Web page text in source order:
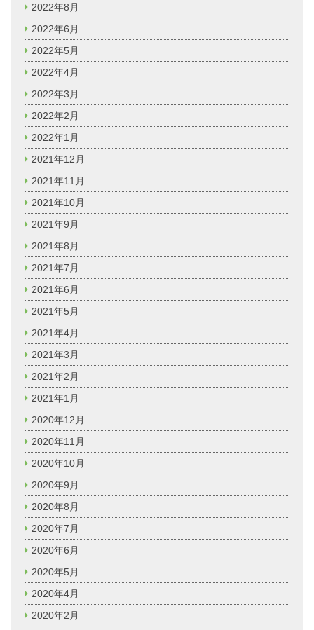
2022年8月
2022年6月
2022年5月
2022年4月
2022年3月
2022年2月
2022年1月
2021年12月
2021年11月
2021年10月
2021年9月
2021年8月
2021年7月
2021年6月
2021年5月
2021年4月
2021年3月
2021年2月
2021年1月
2020年12月
2020年11月
2020年10月
2020年9月
2020年8月
2020年7月
2020年6月
2020年5月
2020年4月
2020年2月